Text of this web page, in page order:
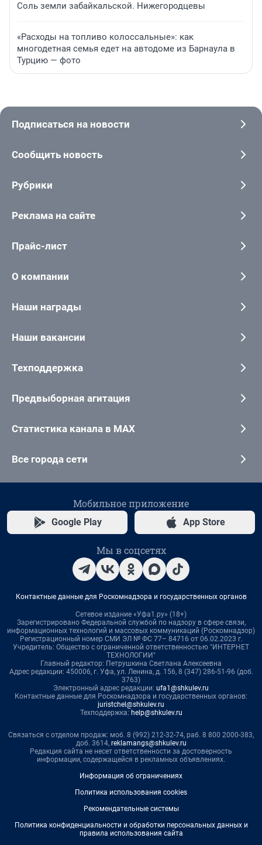
Соль земли забайкальской. Нижегородцевы
«Расходы на топливо колоссальные»: как
многодетная семья едет на автодоме из Барнаула в
Турцию — фото
Подписаться на новости
Сообщить новость
Рубрики
Реклама на сайте
Прайс-лист
О компании
Наши награды
Наши вакансии
Техподдержка
Предвыборная агитация
Статистика канала в MAX
Все города сети
Мобильное приложение
Google Play App Store
Мы в соцсетях
Контактные данные для Роскомнадзора и государственных органов
Сетевое издание «Уфа1.ру» (18+)
Зарегистрировано Федеральной службой по надзору в сфере связи,
информационных технологий и массовых коммуникаций (Роскомнадзор)
Регистрационный номер СМИ ЭЛ № ФС 77– 84716 от 06.02.2023 г.
Учредитель: Общество с ограниченной ответственностью "ИНТЕРНЕТ
ТЕХНОЛОГИИ"
Главный редактор: Петрушкина Светлана Алексеевна
Адрес редакции: 450006, г. Уфа, ул. Ленина, д. 156, 8 (347) 286-51-96 (доб.
3763)
Электронный адрес редакции: ufa1@shkulev.ru
Контактные данные для Роскомнадзора и государственных органов:
juristchel@shkulev.ru
Техподдержка: help@shkulev.ru
Связаться с отделом продаж: моб. 8 (992) 212-32-74, раб. 8 800 2000-383,
доб. 3614, reklamangs@shkulev.ru
Редакция сайта не несет ответственности за достоверность
информации, содержащейся в рекламных объявлениях.
Информация об ограничениях
Политика использования cookies
Рекомендательные системы
Политика конфиденциальности и обработки персональных данных и
правила использования сайта